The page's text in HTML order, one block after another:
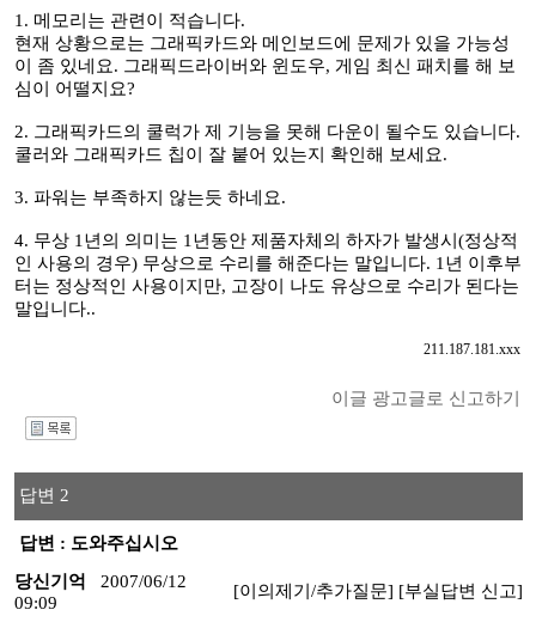
1. 메모리는 관련이 적습니다.
현재 상황으로는 그래픽카드와 메인보드에 문제가 있을 가능성
이 좀 있네요. 그래픽드라이버와 윈도우, 게임 최신 패치를 해 보
심이 어떨지요?
2. 그래픽카드의 쿨럭가 제 기능을 못해 다운이 될수도 있습니다.
쿨러와 그래픽카드 칩이 잘 붙어 있는지 확인해 보세요.
3. 파워는 부족하지 않는듯 하네요.
4. 무상 1년의 의미는 1년동안 제품자체의 하자가 발생시(정상적
인 사용의 경우) 무상으로 수리를 해준다는 말입니다. 1년 이후부
터는 정상적인 사용이지만, 고장이 나도 유상으로 수리가 된다는
말입니다..
211.187.181.xxx
이글 광고글로 신고하기
답변 2
답변 : 도와주십시오
당신기억
2007/06/12
09:09
[이의제기/추가질문] [부실답변 신고]